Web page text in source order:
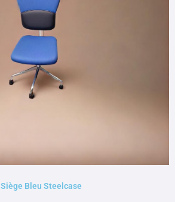
Siège Bleu Steelcase